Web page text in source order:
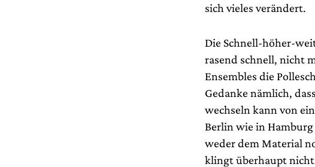
sich vieles verändert.
Die Schnell-höher-
rasend schnell, nicht
Ensembles die
Gedanke nämlich,
wechseln kann von
Berlin wie in
weder dem Material
klingt überhaupt